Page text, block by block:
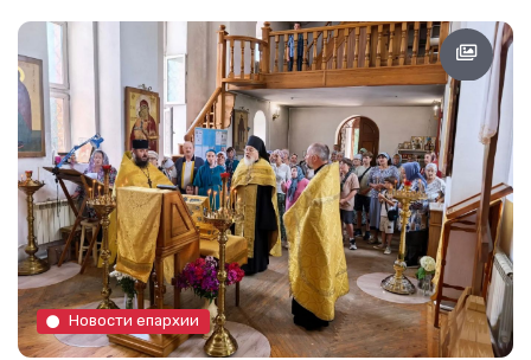
Новости епархии